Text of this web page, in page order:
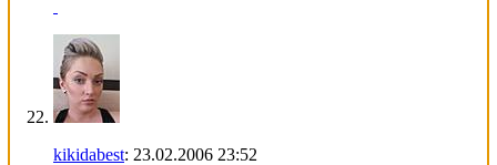
kikidabest: 23.02.2006 23:52